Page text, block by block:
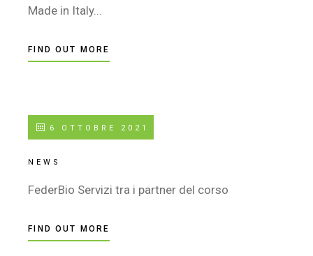
Made in Italy...
FIND OUT MORE
6 OTTOBRE 2021
NEWS
FederBio Servizi tra i partner del corso
FIND OUT MORE